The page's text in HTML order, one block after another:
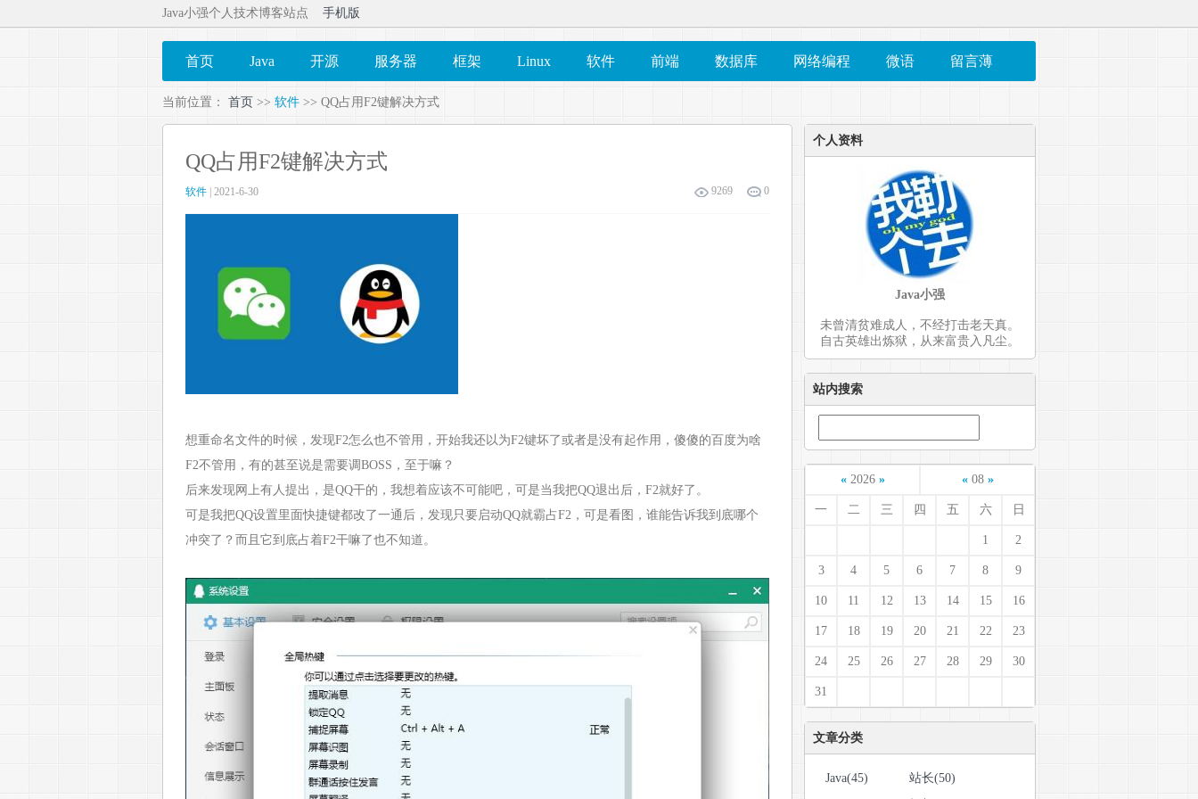
Java小强个人技术博客站点 手机版
首页 Java 开源 服务器 框架 Linux 软件 前端 数据库 网络编程 微语 留言薄
当前位置： 首页 >> 软件 >> QQ占用F2键解决方式
QQ占用F2键解决方式
9269 0
软件 | 2021-6-30
想重命名文件的时候，发现F2怎么也不管用，开始我还以为F2键坏了或者是没有起作用，傻傻的百度为啥
F2不管用，有的甚至说是需要调BOSS，至于嘛？
后来发现网上有人提出，是QQ干的，我想着应该不可能吧，可是当我把QQ退出后，F2就好了。
可是我把QQ设置里面快捷键都改了一通后，发现只要启动QQ就霸占F2，可是看图，谁能告诉我到底哪个
冲突了？而且它到底占着F2干嘛了也不知道。
个人资料
Java小强
未曾清贫难成人，不经打击老天真。
自古英雄出炼狱，从来富贵入凡尘。
站内搜索
« 2026» « 08»
一 二 三 四 五 六 日
1 2
3 4 5 6 7 8 9
10 11 12 13 14 15 16
17 18 19 20 21 22 23
24 25 26 27 28 29 30
31
文章分类
Java(45)
站长(50)